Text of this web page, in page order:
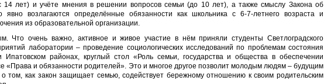
14 лет) и учёте мнения в решении вопросов семьи (до 10 лет), а также смыслу Закона об
явно возлагаются определённые обязанности как школьника с 6-7-летнего возраста и
из образовательной организации.
Что очень важно, активное и живое участие в нём приняли студенты Светлоградского
лаборатории – проведение социологических исследований по проблемам состояния
районах, круглый стол «Роль семьи, государства и общества в обеспечении
«Права и обязанности родителей». Это и многое другое позволит молодым людям – будущим
том, как закон защищает семью, содействует бережному отношению к своим родительским